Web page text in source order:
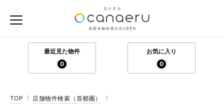
最近見た物件
0
お気に入り
0
TOP
店舗物件検索（首都圏）